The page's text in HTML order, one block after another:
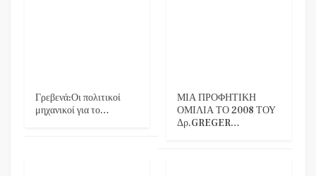
Γρεβενά:Οι πολιτικοί
μηχανικοί για το…
ΜΙΑ ΠΡΟΦΗΤΙΚΗ
ΟΜΙΛΙΑ ΤΟ 2008 ΤΟΥ
Δρ.GREGER…